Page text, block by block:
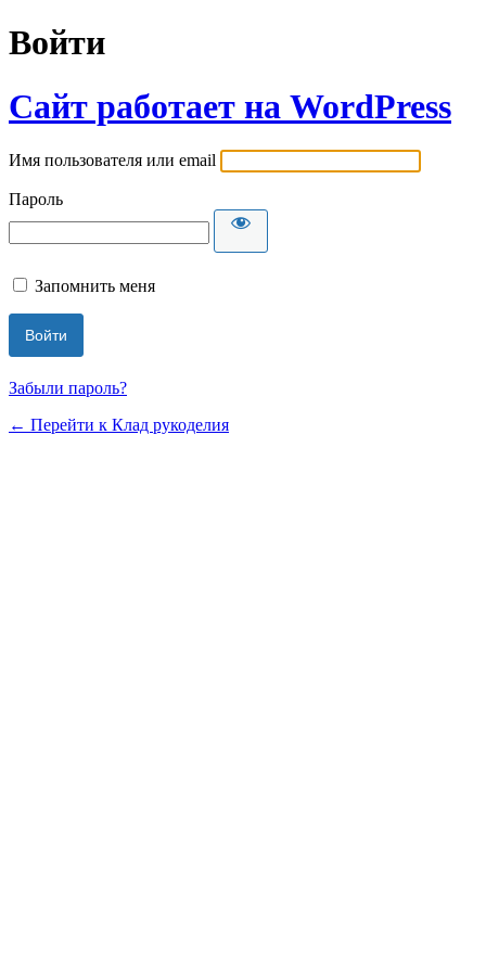
Войти
Сайт работает на WordPress
Имя пользователя или email
Пароль
Запомнить меня
Забыли пароль?
← Перейти к Клад рукоделия